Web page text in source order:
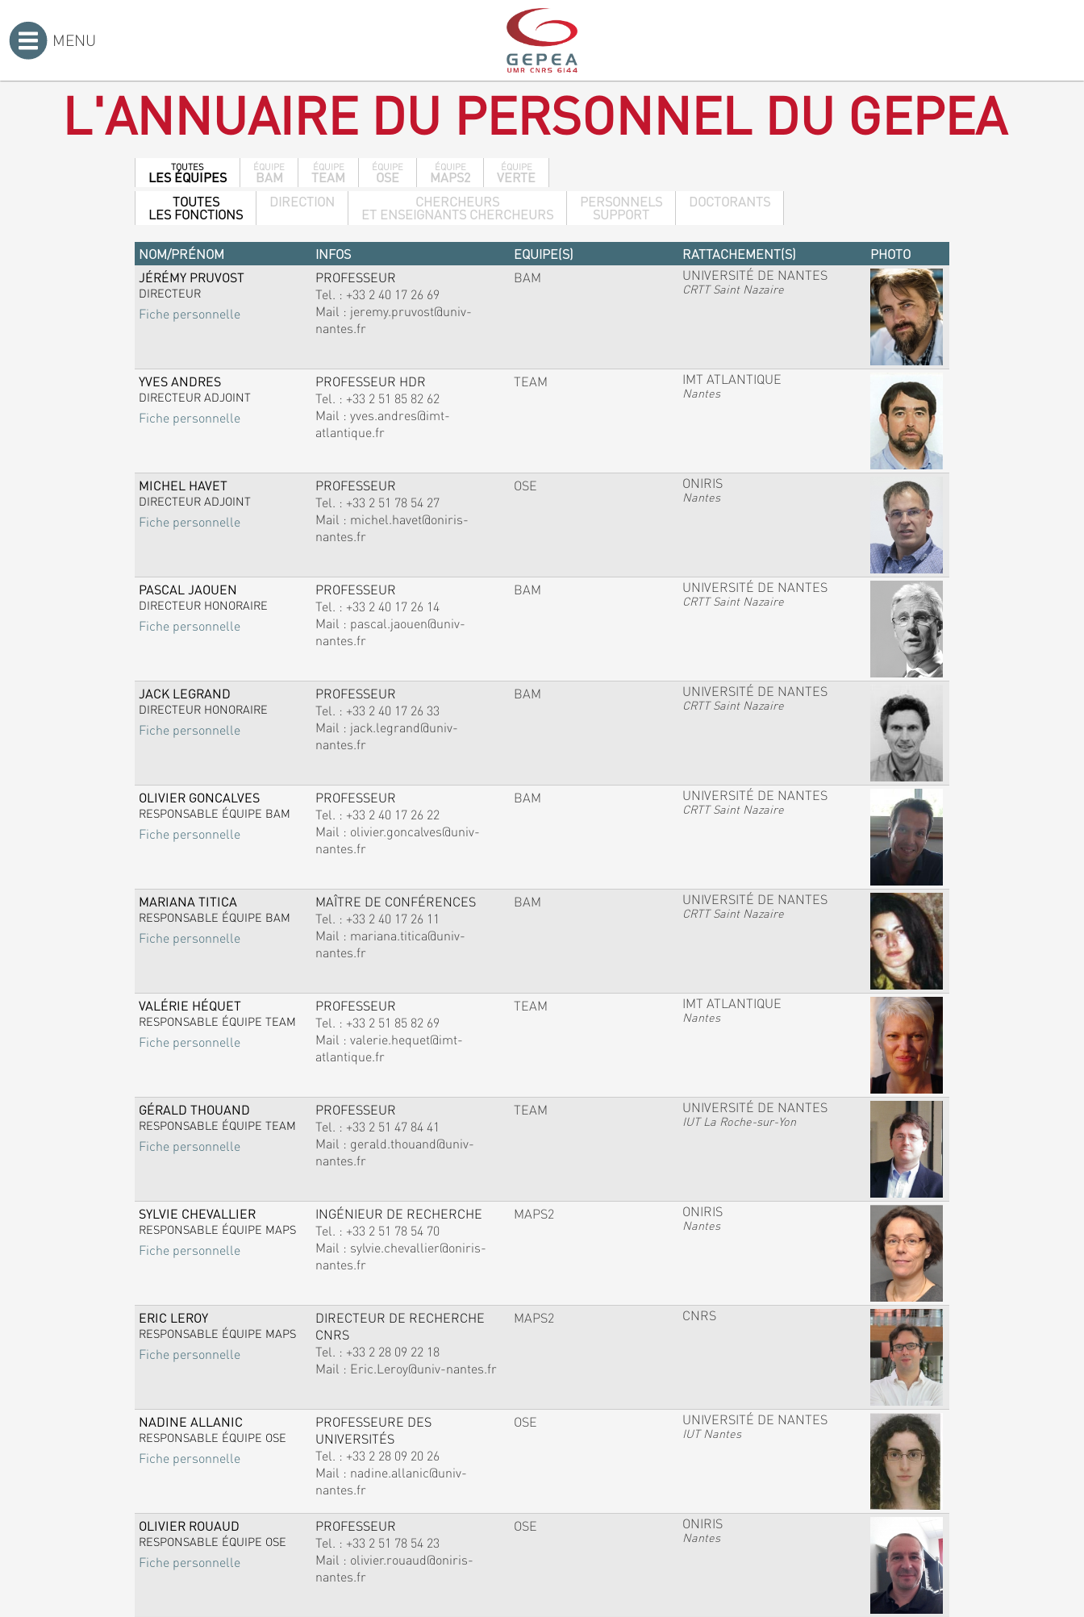
MENU
L'ANNUAIRE DU PERSONNEL DU GEPEA
TOUTES
LES ÉQUIPES
ÉQUIPE
BAM
ÉQUIPE
TEAM
ÉQUIPE
OSE
ÉQUIPE
MAPS2
ÉQUIPE
VERTE
TOUTES
LES FONCTIONS
DIRECTION CHERCHEURS
ET ENSEIGNANTS CHERCHEURS
PERSONNELS
SUPPORT
DOCTORANTS
NOM/PRÉNOM INFOS EQUIPE(S) RATTACHEMENT(S)
PHOTO
JÉRÉMY PRUVOST
DIRECTEUR
Fiche personnelle
PROFESSEUR
Tel. : +33 2 40 17 26 69
Mail : jeremy.pruvost@univ-
nantes.fr
BAM UNIVERSITÉ DE NANTES
CRTT Saint Nazaire
YVES ANDRES
DIRECTEUR ADJOINT
Fiche personnelle
PROFESSEUR HDR
Tel. : +33 2 51 85 82 62
Mail : yves.andres@imt-
atlantique.fr
TEAM IMT ATLANTIQUE
Nantes
MICHEL HAVET
DIRECTEUR ADJOINT
Fiche personnelle
PROFESSEUR
Tel. : +33 2 51 78 54 27
Mail : michel.havet@oniris-
nantes.fr
OSE ONIRIS
Nantes
PASCAL JAOUEN
DIRECTEUR HONORAIRE
Fiche personnelle
PROFESSEUR
Tel. : +33 2 40 17 26 14
Mail : pascal.jaouen@univ-
nantes.fr
BAM UNIVERSITÉ DE NANTES
CRTT Saint Nazaire
JACK LEGRAND
DIRECTEUR HONORAIRE
Fiche personnelle
PROFESSEUR
Tel. : +33 2 40 17 26 33
Mail : jack.legrand@univ-
nantes.fr
BAM UNIVERSITÉ DE NANTES
CRTT Saint Nazaire
OLIVIER GONCALVES
RESPONSABLE ÉQUIPE BAM
Fiche personnelle
PROFESSEUR
Tel. : +33 2 40 17 26 22
Mail : olivier.goncalves@univ-
nantes.fr
BAM UNIVERSITÉ DE NANTES
CRTT Saint Nazaire
MARIANA TITICA
RESPONSABLE ÉQUIPE BAM
Fiche personnelle
MAÎTRE DE CONFÉRENCES
Tel. : +33 2 40 17 26 11
Mail : mariana.titica@univ-
nantes.fr
BAM UNIVERSITÉ DE NANTES
CRTT Saint Nazaire
VALÉRIE HÉQUET
RESPONSABLE ÉQUIPE TEAM
Fiche personnelle
PROFESSEUR
Tel. : +33 2 51 85 82 69
Mail : valerie.hequet@imt-
atlantique.fr
TEAM IMT ATLANTIQUE
Nantes
GÉRALD THOUAND
RESPONSABLE ÉQUIPE TEAM
Fiche personnelle
PROFESSEUR
Tel. : +33 2 51 47 84 41
Mail : gerald.thouand@univ-
nantes.fr
TEAM UNIVERSITÉ DE NANTES
IUT La Roche-sur-Yon
SYLVIE CHEVALLIER
RESPONSABLE ÉQUIPE MAPS
Fiche personnelle
INGÉNIEUR DE RECHERCHE
Tel. : +33 2 51 78 54 70
Mail : sylvie.chevallier@oniris-
nantes.fr
MAPS2 ONIRIS
Nantes
ERIC LEROY
RESPONSABLE ÉQUIPE MAPS
Fiche personnelle
DIRECTEUR DE RECHERCHE
CNRS
Tel. : +33 2 28 09 22 18
Mail : Eric.Leroy@univ-nantes.fr
MAPS2 CNRS
NADINE ALLANIC
RESPONSABLE ÉQUIPE OSE
Fiche personnelle
PROFESSEURE DES
UNIVERSITÉS
Tel. : +33 2 28 09 20 26
Mail : nadine.allanic@univ-
nantes.fr
OSE UNIVERSITÉ DE NANTES
IUT Nantes
OLIVIER ROUAUD
RESPONSABLE ÉQUIPE OSE
Fiche personnelle
PROFESSEUR
Tel. : +33 2 51 78 54 23
Mail : olivier.rouaud@oniris-
nantes.fr
OSE ONIRIS
Nantes